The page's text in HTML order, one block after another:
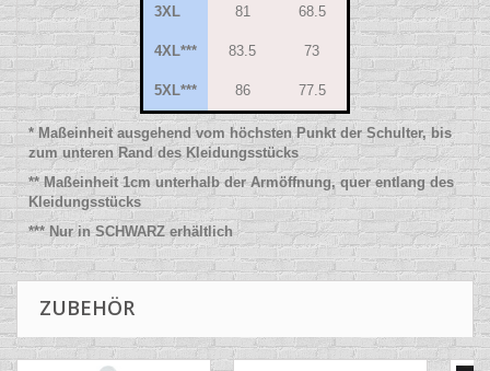
3XL 81 68.5
4XL*** 83.5 73
5XL*** 86 77.5
* Maßeinheit ausgehend vom höchsten Punkt der Schulter, bis
zum unteren Rand des Kleidungsstücks
** Maßeinheit 1cm unterhalb der Armöffnung, quer entlang des
Kleidungsstücks
*** Nur in SCHWARZ erhältlich
ZUBEHÖR